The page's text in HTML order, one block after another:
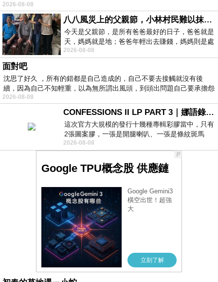
2026-08-08
八八風災上的父親節，小林村民難以抹滅的痛
今天是父親節，是所有爸爸最好的日子，爸爸就是
天，媽媽就是地；爸爸年輕出去賺錢，媽媽則是處
理家務，職業不分高低貴賤，只有人品才
2026-08-08
面對吧
沈思了好久 ，所有的錯都是自己造成的，自己不要去接觸就沒有後
續，因為自己不知輕重，以為無所謂出風頭，到頭出問題自己要承擔怨
不
2026-08-08
CONFESSIONS II LP PART 3｜娜語錄II LP PART 3
這次官方大規模的發行十幾種專輯彩膠當中，只有
2張圖案膠，一張是開腿喇叭、一張是條紋斑馬
版；目前官網上只剩澳洲商店AU STORE
2026-08-08